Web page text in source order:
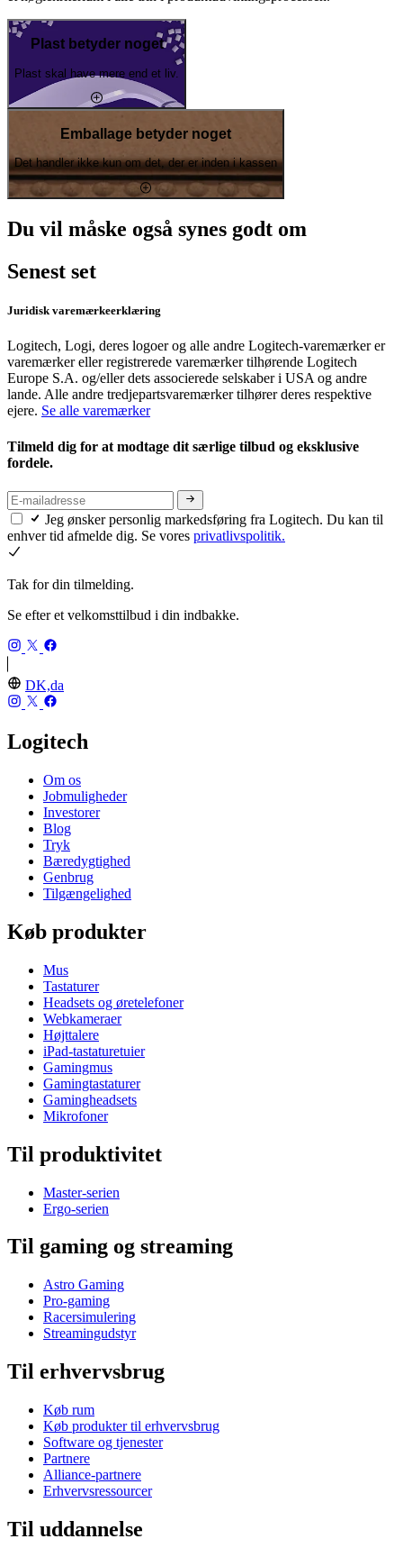
Plast betyder noget
Plast skal have mere end et liv.
Emballage betyder noget
Det handler ikke kun om det, der er inden i kassen
Du vil måske også synes godt om
Senest set
Juridisk varemærkeerklæring
Logitech, Logi, deres logoer og alle andre Logitech-varemærker er
varemærker eller registrerede varemærker tilhørende Logitech
Europe S.A. og/eller dets associerede selskaber i USA og andre
lande. Alle andre tredjepartsvaremærker tilhører deres respektive
ejere. Se alle varemærker
Tilmeld dig for at modtage dit særlige tilbud og eksklusive
fordele.
Jeg ønsker personlig markedsføring fra Logitech. Du kan til
enhver tid afmelde dig. Se vores privatlivspolitik.
Tak for din tilmelding.
Se efter et velkomsttilbud i din indbakke.
DK,da
Logitech
Om os
Jobmuligheder
Investorer
Blog
Tryk
Bæredygtighed
Genbrug
Tilgængelighed
Køb produkter
Mus
Tastaturer
Headsets og øretelefoner
Webkameraer
Højttalere
iPad-tastaturetuier
Gamingmus
Gamingtastaturer
Gamingheadsets
Mikrofoner
Til produktivitet
Master-serien
Ergo-serien
Til gaming og streaming
Astro Gaming
Pro-gaming
Racersimulering
Streamingudstyr
Til erhvervsbrug
Køb rum
Køb produkter til erhvervsbrug
Software og tjenester
Partnere
Alliance-partnere
Erhvervsressourcer
Til uddannelse